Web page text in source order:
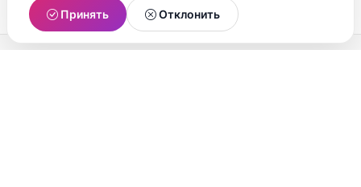
Принять Отклонить